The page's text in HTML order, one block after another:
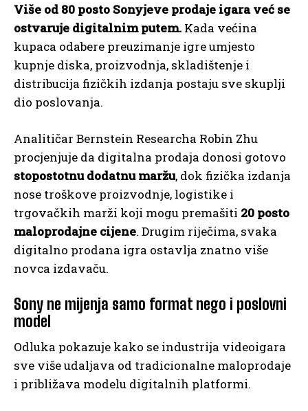
Više od 80 posto Sonyjeve prodaje igara već se
ostvaruje digitalnim putem. Kada većina
kupaca odabere preuzimanje igre umjesto
kupnje diska, proizvodnja, skladištenje i
distribucija fizičkih izdanja postaju sve skuplji
dio poslovanja.
Analitičar Bernstein Researcha Robin Zhu
procjenjuje da digitalna prodaja donosi gotovo
stopostotnu dodatnu maržu, dok fizička izdanja
nose troškove proizvodnje, logistike i
trgovačkih marži koji mogu premašiti 20 posto
maloprodajne cijene. Drugim riječima, svaka
digitalno prodana igra ostavlja znatno više
novca izdavaču.
Sony ne mijenja samo format nego i poslovni
model
Odluka pokazuje kako se industrija videoigara
sve više udaljava od tradicionalne maloprodaje
i približava modelu digitalnih platformi.